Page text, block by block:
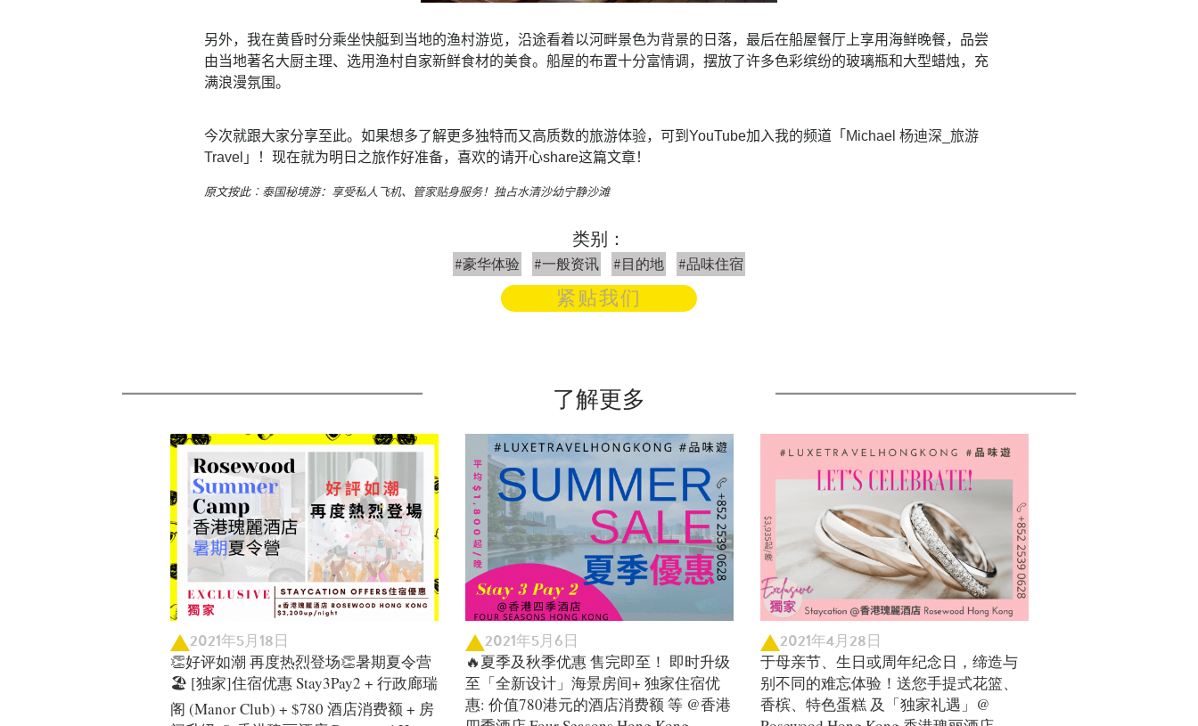
另外，我在黄昏时分乘坐快艇到当地的渔村游览，沿途看着以河畔景色为背景的日落，最后在船屋餐厅上享用海鲜晚餐，品尝
由当地著名大厨主理、选用渔村自家新鲜食材的美食。船屋的布置十分富情调，摆放了许多色彩缤纷的玻璃瓶和大型蜡烛，充
满浪漫氛围。
今次就跟大家分享至此。如果想多了解更多独特而又高质数的旅游体验，可到YouTube加入我的频道「 Michael 杨迪深_旅游
Travel 」！现在就为明日之旅作好准备，喜欢的请开心share这篇文章！
原文按此︰ 泰国秘境游：享受私人飞机、管家贴身服务！独占水清沙幼宁静沙滩
类别：
#豪华体验 #一般资讯 #目的地 #品味住宿
紧贴我们
了解更多
2021年5月18日
👏好评如潮 再度热烈登场👏暑期夏令营
🏖️ [独家]住宿优惠 Stay3Pay2 + 行政廊瑞
阁 (Manor Club) + $780 酒店消费额 + 房
2021年5月6日
🔥夏季及秋季优惠 售完即至！ 即时升级
至「全新设计」海景房间+ 独家住宿优
惠: 价值780港元的酒店消费额 等 @香港
2021年4月28日
于母亲节、生日或周年纪念日，缔造与
别不同的难忘体验！送您手提式花篮、
香槟、特色蛋糕 及「独家礼遇」@